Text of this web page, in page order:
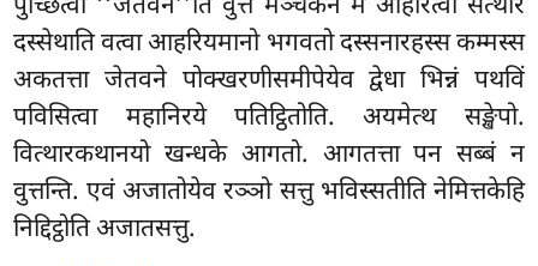
पुच्छित्वा ‘‘जेतवने’’ति वुत्ते मञ्चकेन मं आहरित्वा सत्थारं
दस्सेथाति वत्वा आहरियमानो भगवतोदस्सनारहस्स कम्मस्स
अकतत्ता जेतवने पोक्खरणीसमीपेयेव द्वेधा भिन्नं पथविं
पविसित्वा महानिरये पतिट्ठितोति. अयमेत्थ सङ्खेपो.
वित्थारकथानयो खन्धके आगतो. आगतत्ता पन सब्बं न
वुत्तन्ति. एवं अजातोयेव रञ्ञो सत्तु भविस्सतीति नेमित्तकेहि
निद्दिट्ठोति अजातसत्तु.